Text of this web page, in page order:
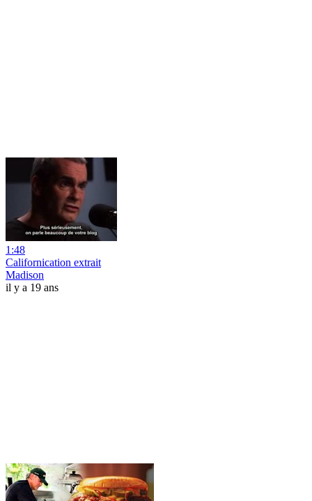
1:48
Californication extrait
Madison
il y a 19 ans